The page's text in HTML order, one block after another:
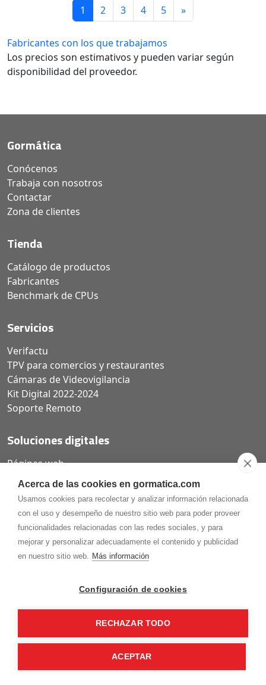
Acerca de las cookies en gormatica.com
Usamos cookies para recolectar y analizar información relacionada
con el uso y desempeño de nuestro sitio web para poder proveer
funcionalidades relacionadas con las redes sociales, y para
mejorar y personalizar adecuadamente el contenido y publicidad
en nuestro sitio web. Más información
Configuración de cookies
RECHAZAR TODO
ACEPTAR
1 2 3 4 5 »
Fabricantes con los que trabajamos
Los precios son estimativos y pueden variar según
disponibilidad del proveedor.
Gormática
Conócenos
Trabaja con nosotros
Contactar
Zona de clientes
Tienda
Catálogo de productos
Fabricantes
Benchmark de CPUs
Servicios
Verifactu
TPV para comercios y restaurantes
Cámaras de Videovigilancia
Kit Digital 2022-2024
Soporte Remoto
Soluciones digitales
Páginas web
Tiendas online
975.368.262
¡Síguenos en nuestras redes!